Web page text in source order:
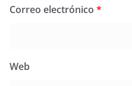
Correo electrónico *
Web